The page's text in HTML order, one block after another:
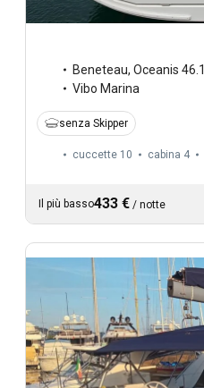
Beneteau, Oceanis 46.1
Vibo Marina
senza Skipper
cuccette 10 cabina 4
Il più basso433 € / notte